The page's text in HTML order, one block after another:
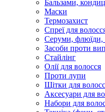
Бальзами,
Маски
Термозахист
Спреї для
Серуми, флюїди,
Засоби проти
Стайлінг
Олії для волосся
Проти лупи
Щітки для
Аксесуари для
Набори для